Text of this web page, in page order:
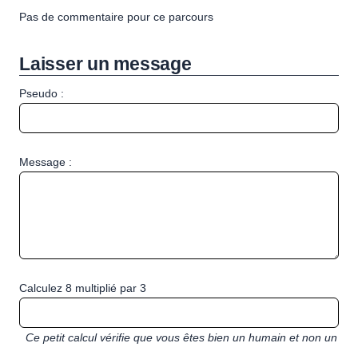
Pas de commentaire pour ce parcours
Laisser un message
Pseudo :
Message :
Calculez 8 multiplié par 3
Ce petit calcul vérifie que vous êtes bien un humain et non un